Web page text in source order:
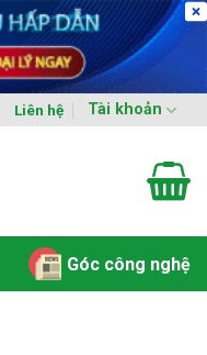
Liên hệ Tài khoản
Góc công nghệ